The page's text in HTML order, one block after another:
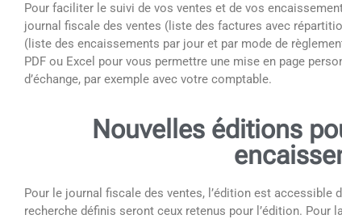
Pour faciliter le suivi de vos ventes et de vos
journal fiscale des ventes (liste des factures avec
(liste des encaissements par jour et par mode de
PDF ou Excel pour vous permettre une mise en page
d’échange, par exemple avec votre comptable.
Nouvelles éditions
Pour le journal fiscale des ventes, l’édition est
recherche définis seront ceux retenus pour l’édition. Pour